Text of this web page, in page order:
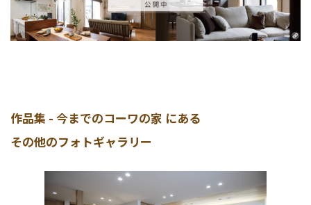
作品集 - 今までのコーワの家 にある
その他のフォトギャラリー